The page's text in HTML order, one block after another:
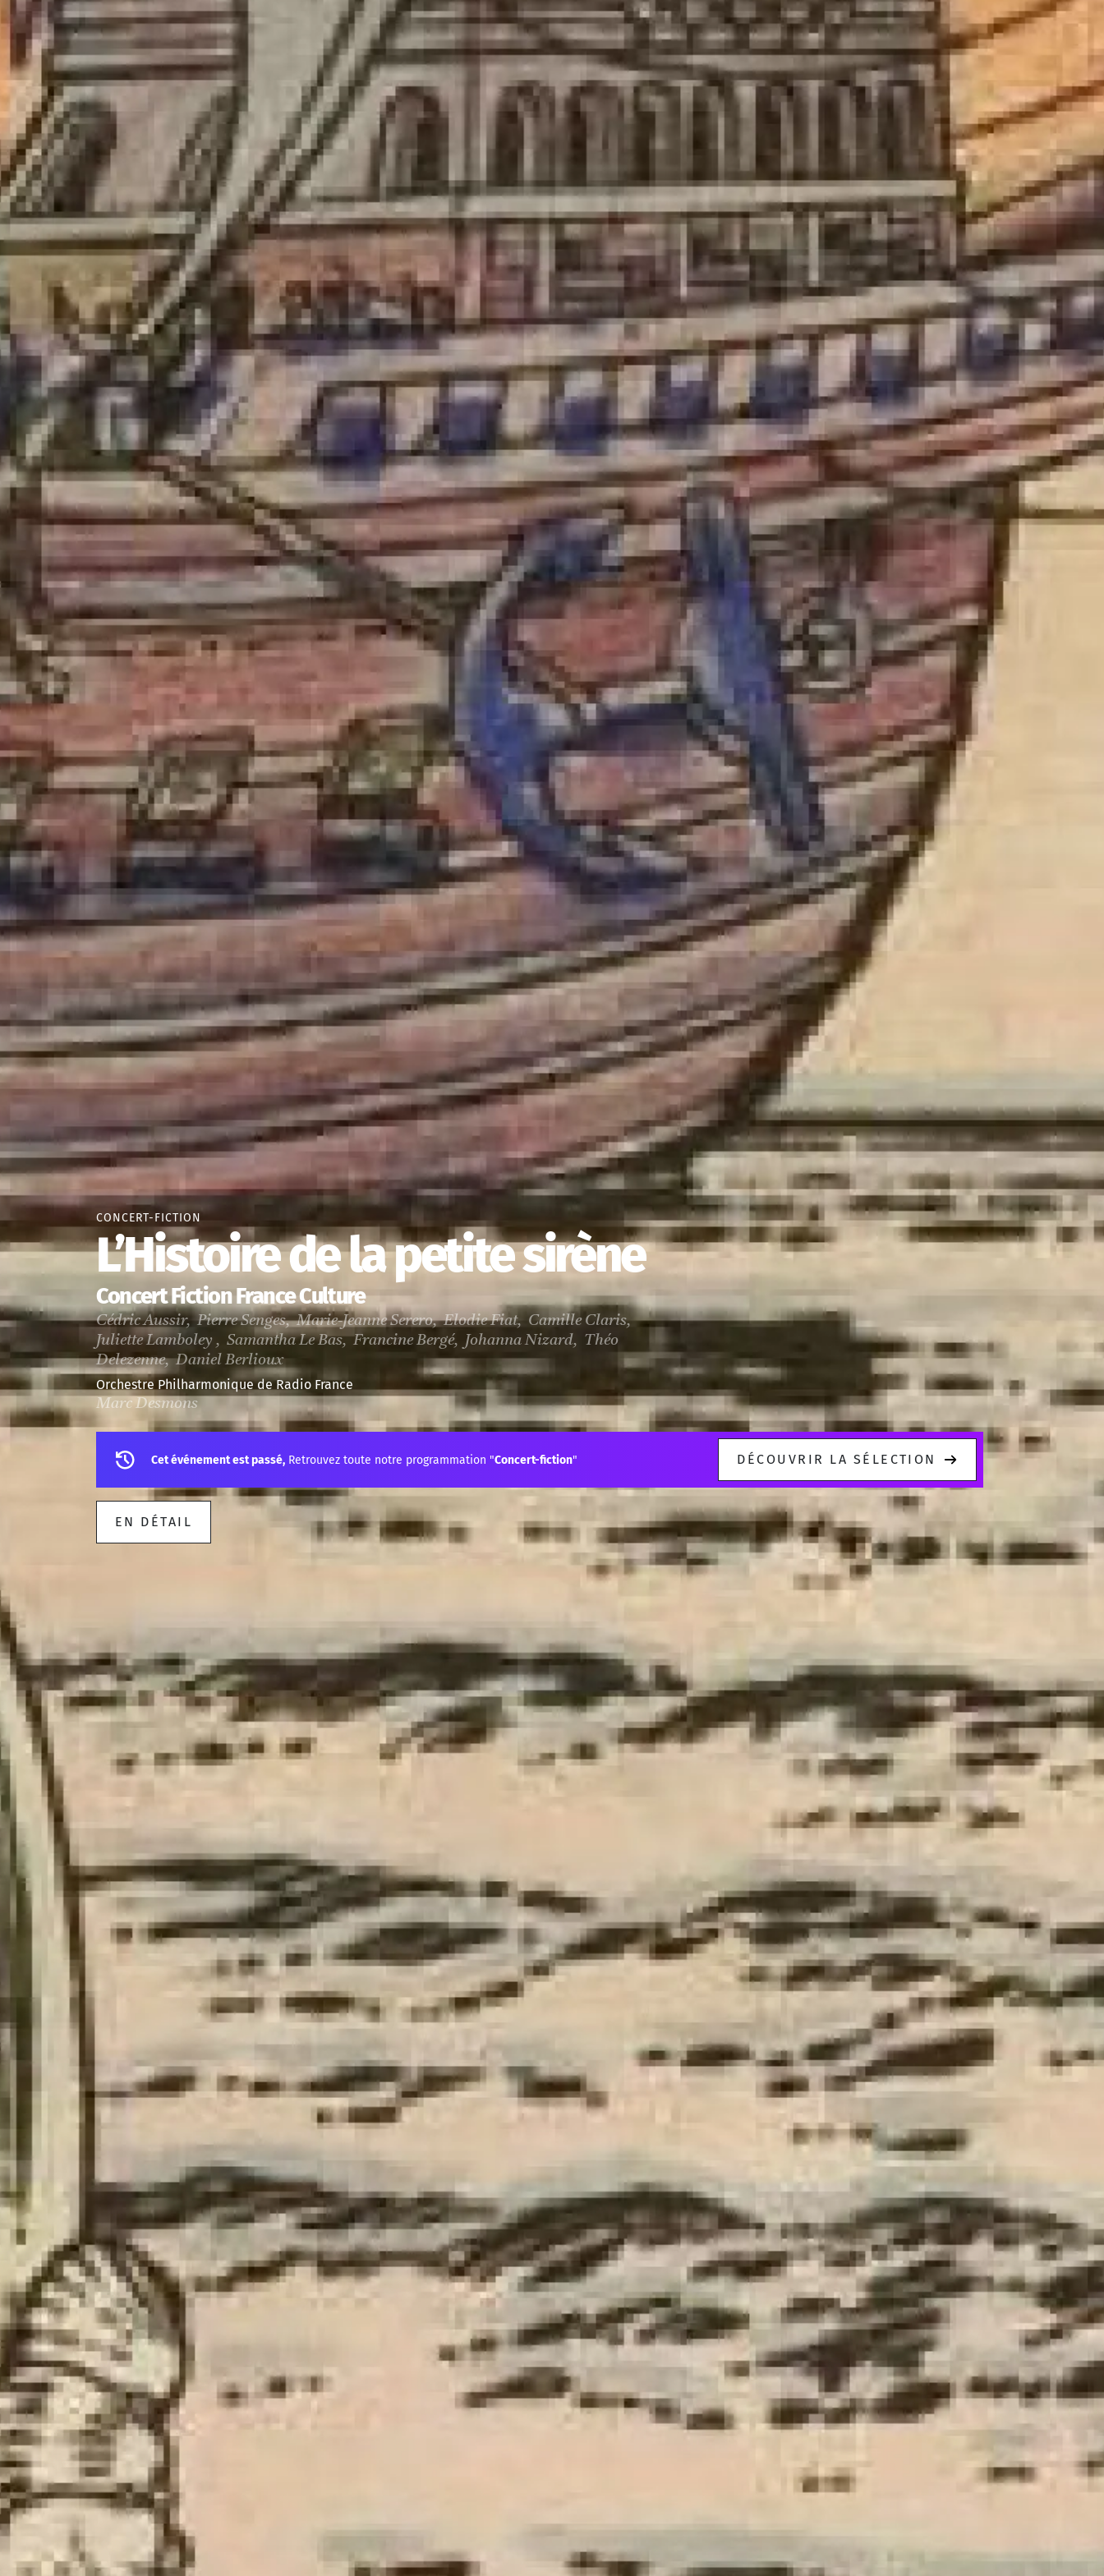
CONCERT-FICTION
L’Histoire de la petite sirène
Concert Fiction France Culture
Cédric Aussir, Pierre Senges, Marie-Jeanne Serero, Elodie Fiat, Camille Claris,
Juliette Lamboley , Samantha Le Bas, Francine Bergé, Johanna Nizard, Théo
Delezenne, Daniel Berlioux
Orchestre Philharmonique de Radio France
Marc Desmons
Cet événement est passé, Retrouvez toute notre programmation "Concert-fiction" DÉCOUVRIR LA SÉLECTION
EN DÉTAIL